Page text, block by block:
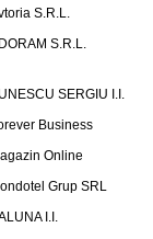
S.R.L.
S.R.L.
SERGIU I.I.
Business
Online
Grup SRL
I.I.